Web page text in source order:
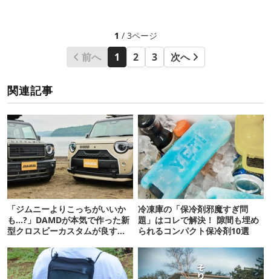
1 / 3ページ
前へ 1 2 3 次へ
関連記事
「ジムニーよりこっちがいいか
も…?」DAMDが本気で作った新
型クロスビーカスタムが良すぎ
冷凍庫の「保冷剤邪魔すぎ問
題」はコレで解決！ 隙間も埋め
られるコンパクト保冷剤10選